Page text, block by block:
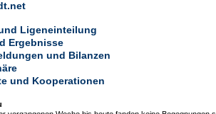
Ligeneinteilung
Ergebnisse
und Bilanzen
und Kooperationen